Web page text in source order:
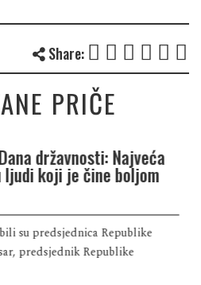
Share:
PRIČE
državnosti: Najveća
ljudi koji je čine boljom
su predsjednica Republike
predsjednik Republike